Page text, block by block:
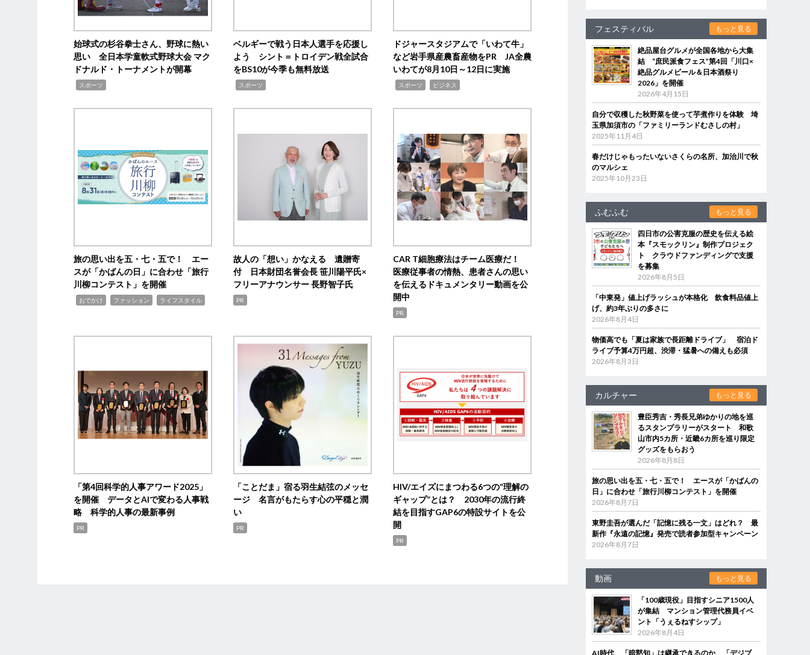
始球式の杉谷拳士さん、野球に熱い
思い 全日本学童軟式野球大会 マク
ドナルド・トーナメントが開幕
スポーツ
ベルギーで戦う日本人選手を応援し
よう シント＝トロイデン戦全試合
をBS10が今季も無料放送
スポーツ
ドジャースタジアムで「いわて牛」
など岩手県産農畜産物をPR JA全農
いわてが8月10日～12日に実施
スポーツ ビジネス
旅の思い出を五・七・五で！ エー
スが「かばんの日」に合わせ「旅行
川柳コンテスト」を開催
おでかけ ファッション ライフスタイル
故人の「想い」かなえる 遺贈寄
付 日本財団名誉会長 笹川陽平氏×
フリーアナウンサー 長野智子氏
PR
CAR T細胞療法はチーム医療だ！
医療従事者の情熱、患者さんの思い
を伝えるドキュメンタリー動画を公
開中
PR
「第4回科学的人事アワード2025」
を開催 データとAIで変わる人事戦
略 科学的人事の最新事例
PR
「ことだま」宿る羽生結弦のメッセ
ージ 名言がもたらす心の平穏と潤
い
PR
HIV/エイズにまつわる6つの“理解の
ギャップ”とは？ 2030年の流行終
結を目指すGAP6の特設サイトを公
開
PR
フェスティバル もっと見る
絶品屋台グルメが全国各地から大集
結 “庶民派食フェス”第4回「川口×
絶品グルメビール＆日本酒祭り
2026」を開催
2026年4月15日
自分で収穫した秋野菜を使って芋煮作りを体験 埼
玉県加須市の「ファミリーランドむさしの村」
2025年11月4日
春だけじゃもったいないさくらの名所、加治川で秋
のマルシェ
2025年10月23日
ふむふむ もっと見る
四日市の公害克服の歴史を伝える絵
本『スモックリン』制作プロジェク
ト クラウドファンディングで支援
を募集
2026年8月5日
「中東発」値上げラッシュが本格化 飲食料品値上
げ、約3年ぶりの多さに
2026年8月4日
物価高でも「夏は家族で長距離ドライブ」 宿泊ド
ライブ予算4万円超、渋滞・猛暑への備えも必須
2026年8月3日
カルチャー もっと見る
豊臣秀吉・秀長兄弟ゆかりの地を巡
るスタンプラリーがスタート 和歌
山市内5カ所・近畿6カ所を巡り限定
グッズをもらおう
2026年8月8日
旅の思い出を五・七・五で！ エースが「かばんの
日」に合わせ「旅行川柳コンテスト」を開催
2026年8月7日
東野圭吾が選んだ「記憶に残る一文」はどれ？ 最
新作『永遠の記憶』発売で読者参加型キャンペーン
2026年8月7日
動画 もっと見る
「100歳現役」目指すシニア1500人
が集結 マンション管理代務員イベ
ント「うぇるねすシップ」
2026年8月4日
AI時代、「暗黙知」は継承できるのか 「デジブ